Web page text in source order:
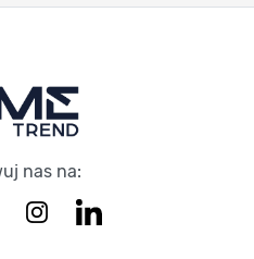
nas na: